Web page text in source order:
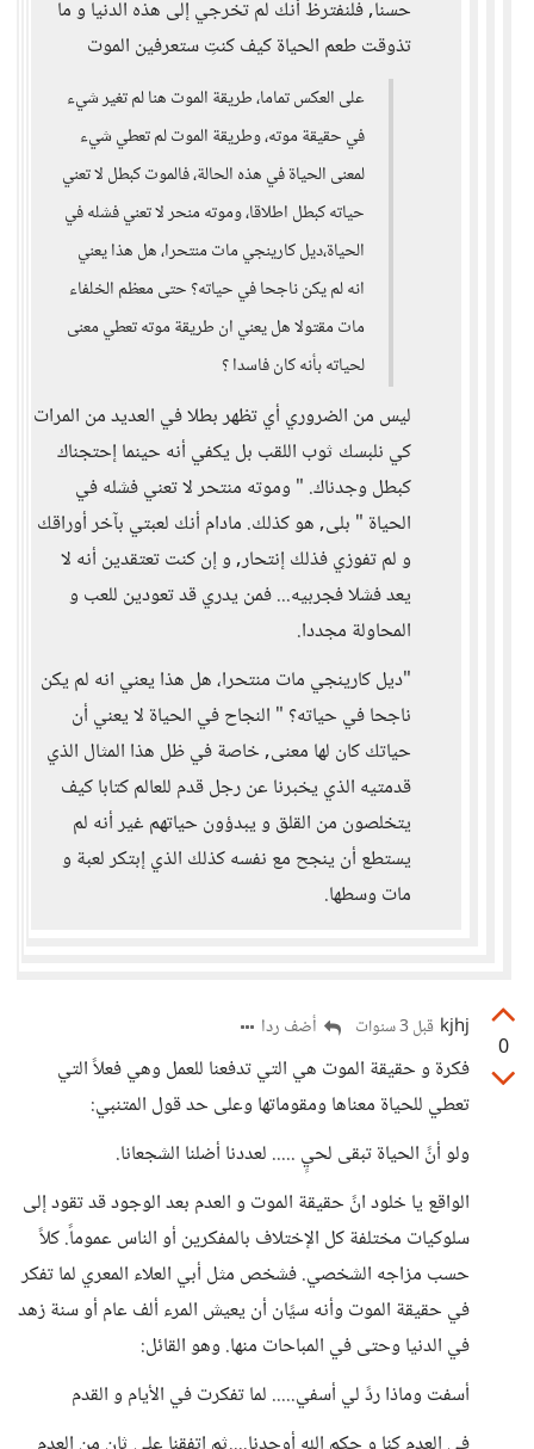
حسنا, فلنفترظ أنك لم تخرجي إلى هذه الدنيا و ما
تذوقت طعم الحياة كيف كنتِ ستعرفين الموت
على العكس تماما، طريقة الموت هنا لم تغير شيء
في حقيقة موته، وطريقة الموت لم تعطي شيء
لمعنى الحياة في هذه الحالة، فالموت كبطل لا تعني
حياته كبطل اطلاقا، وموته منحر لا تعني فشله في
الحياة،ديل كارينجي مات منتحرا، هل هذا يعني
انه لم يكن ناجحا في حياته؟ حتى معظم الخلفاء
مات مقتولا هل يعني ان طريقة موته تعطي معنى
لحياته بأنه كان فاسدا ؟
ليس من الضروري أي تظهر بطلا في العديد من المرات
كي نلبسك ثوب اللقب بل يكفي أنه حينما إحتجناك
كبطل وجدناك. " وموته منتحر لا تعني فشله في
الحياة " بلى, هو كذلك. مادام أنك لعبتي بآخر أوراقك
و لم تفوزي فذلك إنتحار, و إن كنت تعتقدين أنه لا
يعد فشلا فجربيه... فمن يدري قد تعودين للعب و
المحاولة مجددا.
"ديل كارينجي مات منتحرا، هل هذا يعني انه لم يكن
ناجحا في حياته؟ " النجاح في الحياة لا يعني أن
حياتك كان لها معنى, خاصة في ظل هذا المثال الذي
قدمتيه الذي يخبرنا عن رجل قدم للعالم كتابا كيف
يتخلصون من القلق و يبدؤون حياتهم غير أنه لم
يستطع أن ينجح مع نفسه كذلك الذي إبتكر لعبة و
مات وسطها.
0
kjhj قبل 3 سنوات أضف ردا
فكرة و حقيقة الموت هي التي تدفعنا للعمل وهي فعلاً التي
تعطي للحياة معناها ومقوماتها وعلى حد قول المتنبي:
ولو أنً الحياة تبقى لحيٍ ..... لعددنا أضلنا الشجعانا.
الواقع يا خلود انً حقيقة الموت و العدم بعد الوجود قد تقود إلى
سلوكيات مختلفة كل الإختلاف بالمفكرين أو الناس عموماً. كلاً
حسب مزاجه الشخصي. فشخص مثل أبي العلاء المعري لما تفكر
في حقيقة الموت وأنه سيًان أن يعيش المرء ألف عام أو سنة زهد
في الدنيا وحتى في المباحات منها. وهو القائل:
أسفت وماذا ردً لي أسفي..... لما تفكرت في الأيام و القدم